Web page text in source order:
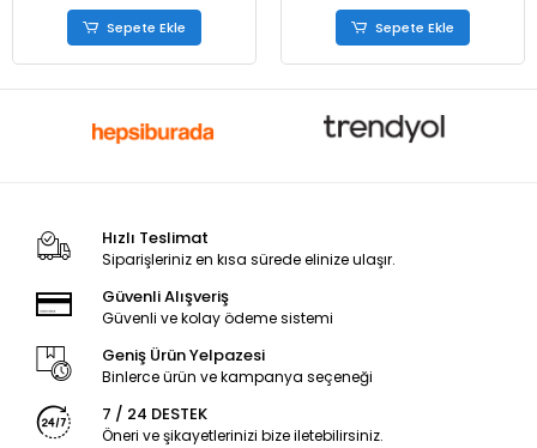
Sepete Ekle Sepete Ekle
Hızlı Teslimat
Siparişleriniz en kısa sürede elinize ulaşır.
Güvenli Alışveriş
Güvenli ve kolay ödeme sistemi
Geniş Ürün Yelpazesi
Binlerce ürün ve kampanya seçeneği
7 / 24 DESTEK
Öneri ve şikayetlerinizi bize iletebilirsiniz.